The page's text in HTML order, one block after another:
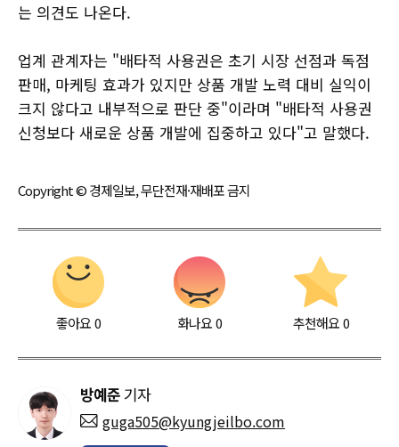
는 의견도 나온다.
업계 관계자는 "배타적 사용권은 초기 시장 선점과 독점
판매, 마케팅 효과가 있지만 상품 개발 노력 대비 실익이
크지 않다고 내부적으로 판단 중"이라며 "배타적 사용권
신청보다 새로운 상품 개발에 집중하고 있다"고 말했다.
Copyright © 경제일보, 무단전재·재배포 금지
좋아요0 화나요0 추천해요 0
방예준 기자
guga505@kyungjeilbo.com